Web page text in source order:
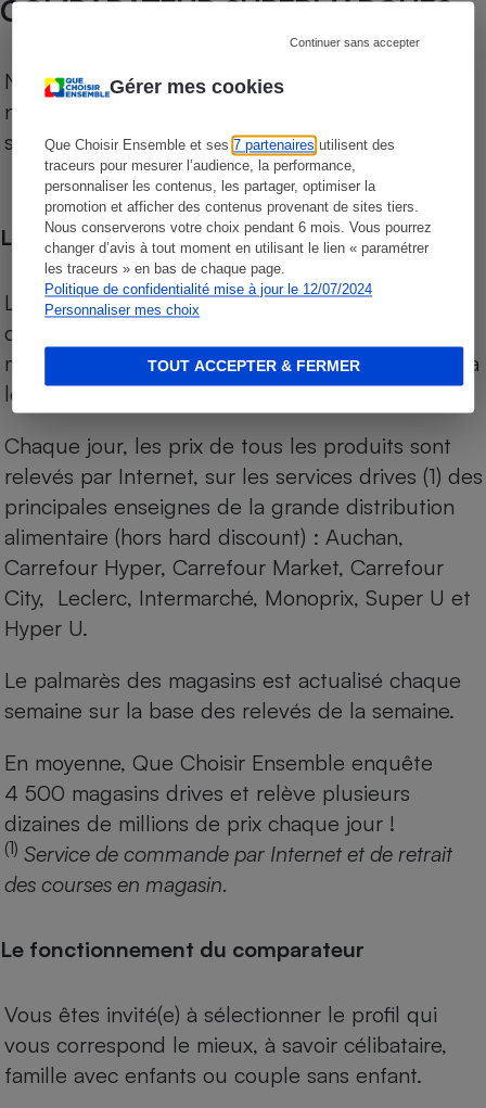
Gérer mes cookies
Que Choisir Ensemble et ses7 partenaires utilisent des
traceurs pour mesurer l’audience, la performance,
personnaliser les contenus, les partager, optimiser la
promotion et afficher des contenus provenant de sites tiers.
Nous conserverons votre choix pendant 6 mois. Vous pourrez
changer d’avis à tout moment en utilisant le lien « paramétrer
les traceurs » en bas de chaque page.
Politique de confidentialité mise à jour le 12/07/2024
Personnaliser mes choix
Continuer sans accepter
TOUT ACCEPTER & FERMER
COMPARATEUR SUPERMARCHÉS
Notre comparateur de supermarchés propose le
niveau de prix des supermarchés, géolocalisés
sur le territoire français.
Les comparaisons de prix
Les comparaisons sont réalisées sur l’ensemble
des produits des magasins. Les produits de
marques de distributeurs (MDD) sont comparés à
leurs équivalents chez leurs concurrents.
Chaque jour, les prix de tous les produits sont
relevés par Internet, sur les services drives (1) des
principales enseignes de la grande distribution
alimentaire (hors hard discount) : Auchan,
Carrefour Hyper, Carrefour Market, Carrefour
City, Leclerc, Intermarché, Monoprix, Super U et
Hyper U.
Le palmarès des magasins est actualisé chaque
semaine sur la base des relevés de la semaine.
En moyenne, Que Choisir Ensemble enquête
4 500 magasins drives et relève plusieurs
dizaines de millions de prix chaque jour !
(1) Service de commande par Internet et de retrait
des courses en magasin.
Le fonctionnement du comparateur
Vous êtes invité(e) à sélectionner le profil qui
vous correspond le mieux, à savoir célibataire,
famille avec enfants ou couple sans enfant.